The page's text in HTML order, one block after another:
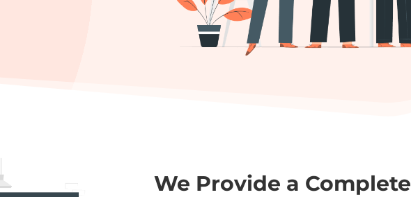
We Provide a Complete